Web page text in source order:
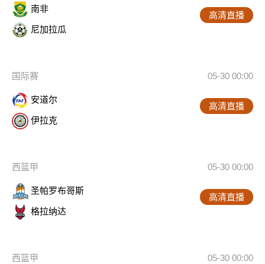
南非
尼加拉瓜
高清直播
国际赛 05-30 00:00
安道尔
伊拉克
高清直播
西篮甲 05-30 00:00
圣帕罗布哥斯
格拉纳达
高清直播
西篮甲 05-30 00:00